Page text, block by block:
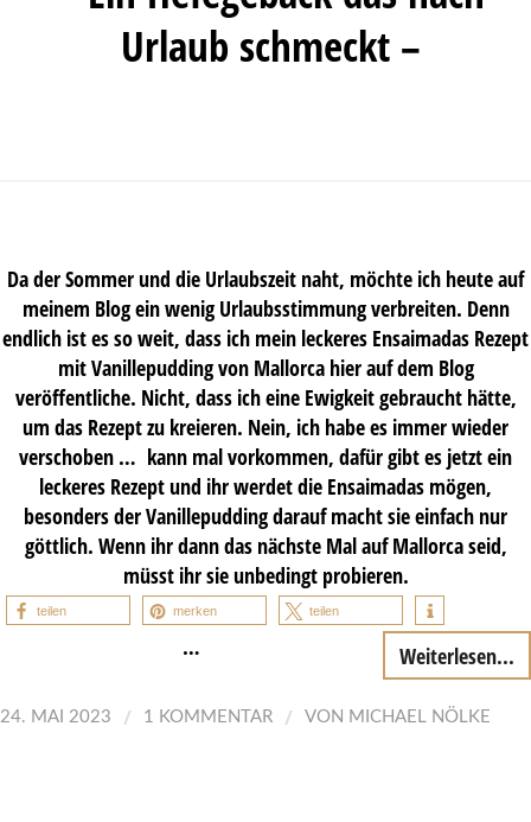
Urlaub schmeckt –
Da der Sommer und die Urlaubszeit naht, möchte ich heute auf
meinem Blog ein wenig Urlaubsstimmung verbreiten. Denn
endlich ist es so weit, dass ich mein leckeres Ensaimadas Rezept
mit Vanillepudding von Mallorca hier auf dem Blog
veröffentliche. Nicht, dass ich eine Ewigkeit gebraucht hätte,
um das Rezept zu kreieren. Nein, ich habe es immer wieder
verschoben … kann mal vorkommen, dafür gibt es jetzt ein
leckeres Rezept und ihr werdet die Ensaimadas mögen,
besonders der Vanillepudding darauf macht sie einfach nur
göttlich. Wenn ihr dann das nächste Mal auf Mallorca seid,
müsst ihr sie unbedingt probieren.
teilen merken teilen
… Weiterlesen...
24. MAI 2023 / 1 KOMMENTAR / VON MICHAEL NÖLKE